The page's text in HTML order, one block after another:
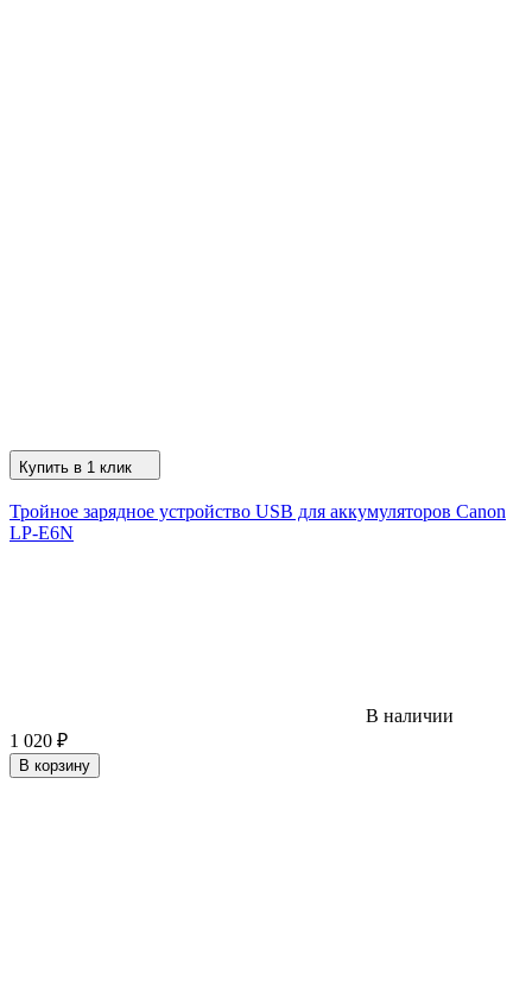
Купить в 1 клик
Тройное зарядное устройство USB для аккумуляторов Canon
LP-E6N
В наличии
1 020 ₽
В корзину